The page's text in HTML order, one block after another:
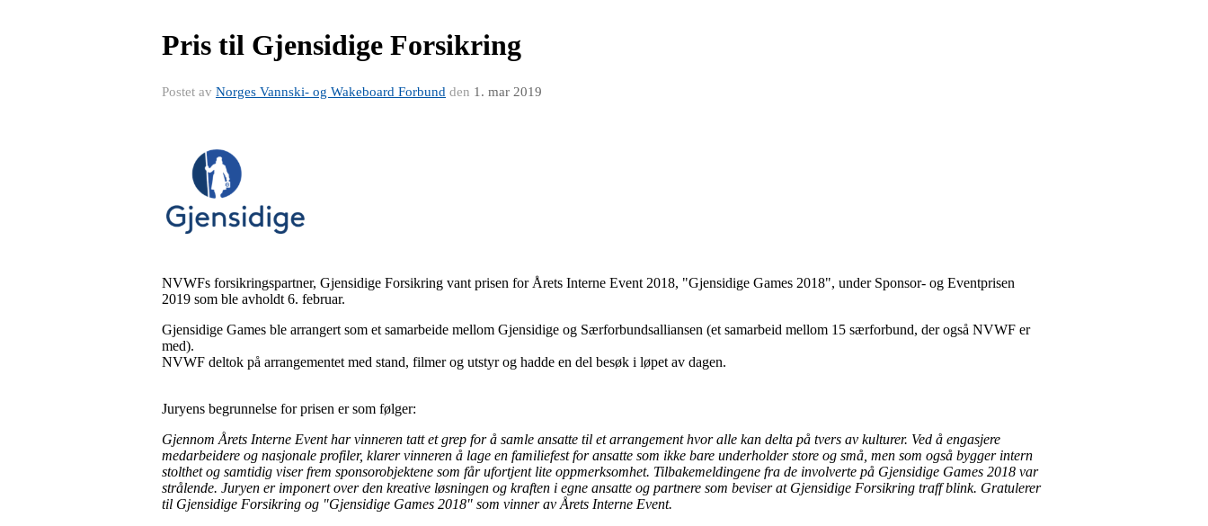
Pris til Gjensidige Forsikring
Postet av Norges Vannski- og Wakeboard Forbund den 1. mar 2019
NVWFs forsikringspartner, Gjensidige Forsikring vant prisen for Årets Interne Event 2018, "Gjensidige Games 2018", under Sponsor- og Eventprisen
2019 som ble avholdt 6. februar.
Gjensidige Games ble arrangert som et samarbeide mellom Gjensidige og Særforbundsalliansen (et samarbeid mellom 15 særforbund, der også NVWF er
med).
NVWF deltok på arrangementet med stand, filmer og utstyr og hadde en del besøk i løpet av dagen.
Juryens begrunnelse for prisen er som følger:
Gjennom Årets Interne Event har vinneren tatt et grep for å samle ansatte til et arrangement hvor alle kan delta på tvers av kulturer. Ved å engasjere
medarbeidere og nasjonale profiler, klarer vinneren å lage en familiefest for ansatte som ikke bare underholder store og små, men som også bygger intern
stolthet og samtidig viser frem sponsorobjektene som får ufortjent lite oppmerksomhet. Tilbakemeldingene fra de involverte på Gjensidige Games 2018 var
strålende. Juryen er imponert over den kreative løsningen og kraften i egne ansatte og partnere som beviser at Gjensidige Forsikring traff blink. Gratulerer
til Gjensidige Forsikring og "Gjensidige Games 2018" som vinner av Årets Interne Event.